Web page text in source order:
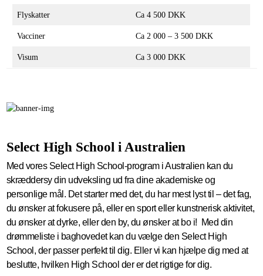
Flyskatter Ca 4 500 DKK
Vacciner Ca 2 000 – 3 500 DKK
Visum Ca 3 000 DKK
Select High School i Australien
Med vores Select High School-program i Australien kan du
skræddersy din udveksling ud fra dine akademiske og
personlige mål. Det starter med det, du har mest lyst til – det fag,
du ønsker at fokusere på, eller en sport eller kunstnerisk aktivitet,
du ønsker at dyrke, eller den by, du ønsker at bo i! Med din
drømmeliste i baghovedet kan du vælge den Select High
School, der passer perfekt til dig. Eller vi kan hjælpe dig med at
beslutte, hvilken High School der er det rigtige for dig.